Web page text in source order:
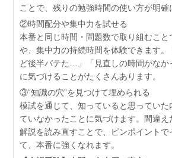
ことで、残りの勉強時間の使い方が明確
②時間配分や集中力を試せる
本番と同じ時間・問題数で取り組むこと
や、集中力の持続時間を体験できます。
ど後半バテた…」「見直しの時間がなか
に気づけることがたくさんあります。
③“知識の穴”を見つけて埋められる
模試を通じて、知っていると思っていた
ていなかったことに気づけます。間違え
解説を読み直すことで、ピンポイントで
て、本番に強くなれます。